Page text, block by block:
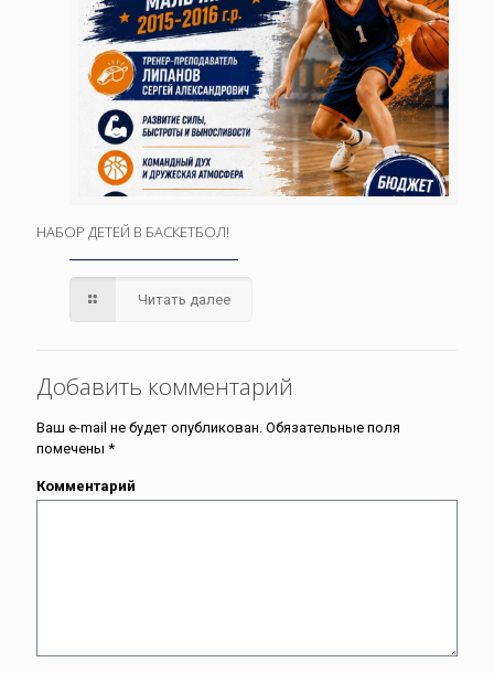
НАБОР ДЕТЕЙ В БАСКЕТБОЛ!
Читать далее
Добавить комментарий
Ваш e-mail не будет опубликован. Обязательные поля
помечены *
Комментарий